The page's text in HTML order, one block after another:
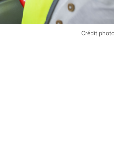
Crédit